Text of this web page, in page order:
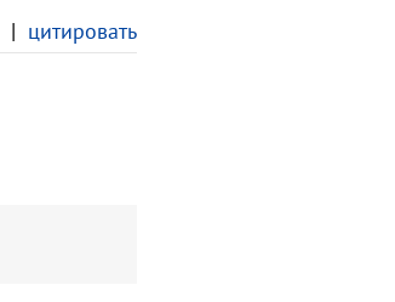
| цитировать